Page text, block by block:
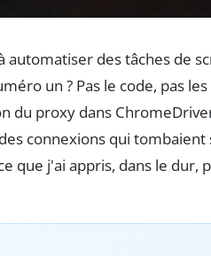
automatiser des tâches de
un ? Pas le code, pas
du proxy dans
connexions qui
que j'ai appris, dans le dur,